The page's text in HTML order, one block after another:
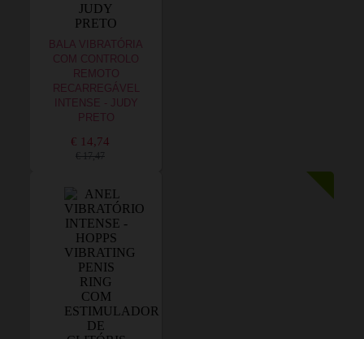
BALA VIBRATÓRIA
COM CONTROLO
REMOTO
RECARREGÁVEL
INTENSE - JUDY
PRETO
€ 14,74
€ 17,47